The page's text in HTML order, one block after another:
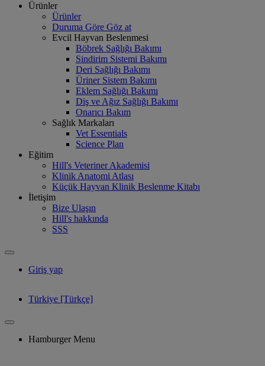
Ürünler
Ürünler
Duruma Göre Göz at
Evcil Hayvan Beslenmesi
Böbrek Sağlığı Bakımı
Sindirim Sistemi Bakımı
Deri Sağlığı Bakımı
Üriner Sistem Bakımı
Eklem Sağlığı Bakımı
Diş ve Ağız Sağlığı Bakımı
Onarıcı Bakım
Sağlık Markaları
Vet Essentials
Science Plan
Eğitim
Hill's Veteriner Akademisi
Klinik Anatomi Atlası
Küçük Hayvan Klinik Beslenme Kitabı
İletişim
Bize Ulaşın
Hill's hakkında
SSS
Giriş yap
Türkiye [Türkçe]
Hamburger Menu